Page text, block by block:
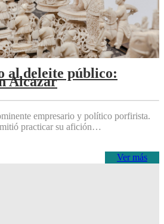
al deleite público:
Alcázar
empresario y político porfirista.
practicar su afición…
Ver más